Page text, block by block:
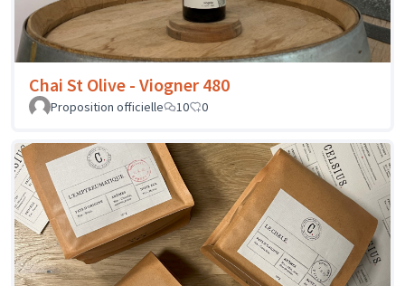
Chai St Olive - Viogner 480
Proposition officielle 10 0